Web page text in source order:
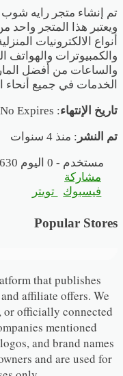
تم إنشاء متجر رايه
ويعتبر هذا المتجر واحد
أنواع الالكترونيات
والكمبيوترات
والساعات من أفضل
الخدمات في جميع أنحاء
تاريخ الإنتهاء: No Expires
تم النشر : منذ 4 سنوات
2630 مستخدم - 0 اليوم
مشاركة
فيسبوك
تويتر
Popular Stores
that publishes
affiliate offers. We
or officially connected
mentioned
and brand names
and are used for